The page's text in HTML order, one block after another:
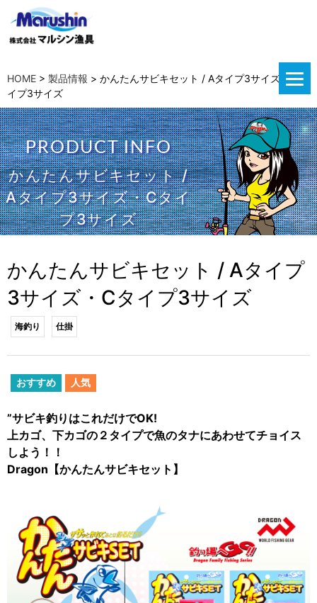
HOME > 製品情報 > かんたんサビキセット / Aタイプ3サイズ・Cタ
イプ3サイズ
PRODUCT INFO
かんたんサビキセット /
Aタイプ3サイズ・Cタイ
プ3サイズ
かんたんサビキセット / Aタイプ
3サイズ・Cタイプ3サイズ
海釣り 仕掛
おすすめ 人気
”サビキ釣りはこれだけでOK!
上カゴ、下カゴの２タイプで魚のタナにあわせてチョイス
しよう！！
Dragon【かんたんサビキセット】